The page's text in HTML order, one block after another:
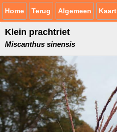
Home Terug Algemeen Kaart
Klein prachtriet
Miscanthus sinensis